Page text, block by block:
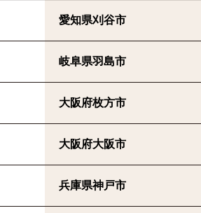
愛知県刈谷市
岐阜県羽島市
大阪府枚方市
大阪府大阪市
兵庫県神戸市